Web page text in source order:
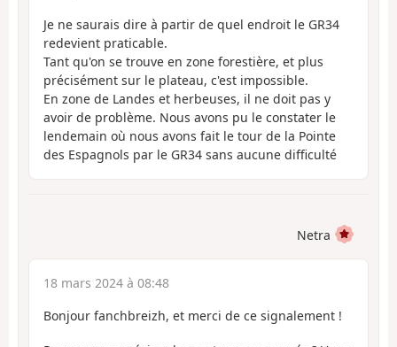
Je ne saurais dire à partir de quel endroit le GR34
redevient praticable.
Tant qu'on se trouve en zone forestière, et plus
précisément sur le plateau, c'est impossible.
En zone de Landes et herbeuses, il ne doit pas y
avoir de problème. Nous avons pu le constater le
lendemain où nous avons fait le tour de la Pointe
des Espagnols par le GR34 sans aucune difficulté
Netra
18 mars 2024 à 08:48
Bonjour fanchbreizh, et merci de ce signalement !